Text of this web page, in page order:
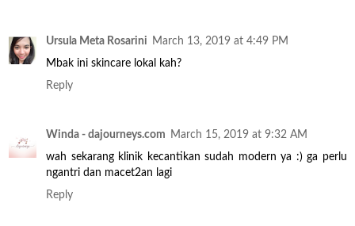
Ursula Meta Rosarini March 13, 2019 at 4:49 PM
Mbak ini skincare lokal kah?
Reply
Winda - dajourneys.com March 15, 2019 at 9:32 AM
wah sekarang klinik kecantikan sudah modern ya :) ga perlu
ngantri dan macet2an lagi
Reply